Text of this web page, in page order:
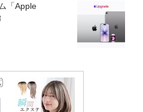
「Apple